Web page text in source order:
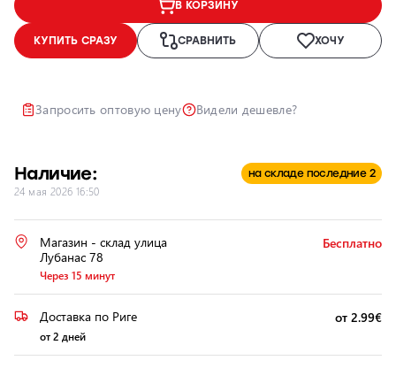
В КОРЗИНУ
КУПИТЬ СРАЗУ СРАВНИТЬ ХОЧУ
Запросить оптовую цену Видели дешевле?
Наличие: на складе последние 2
24 мая 2026 16:50
Магазин - склад улица
Лубанас 78
Через 15 минут
Бесплатно
Доставка по Риге
от 2 дней
от 2.99€
Ремонт и
восстановление
Полировка
дополнительного
оборудования